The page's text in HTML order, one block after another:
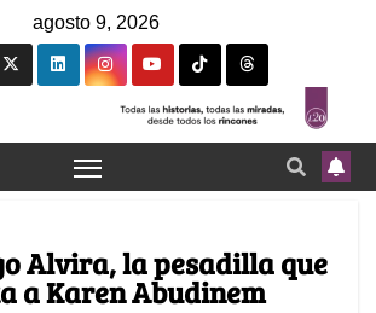
agosto 9, 2026
Alvira, la pesadilla que
a Karen Abudinem